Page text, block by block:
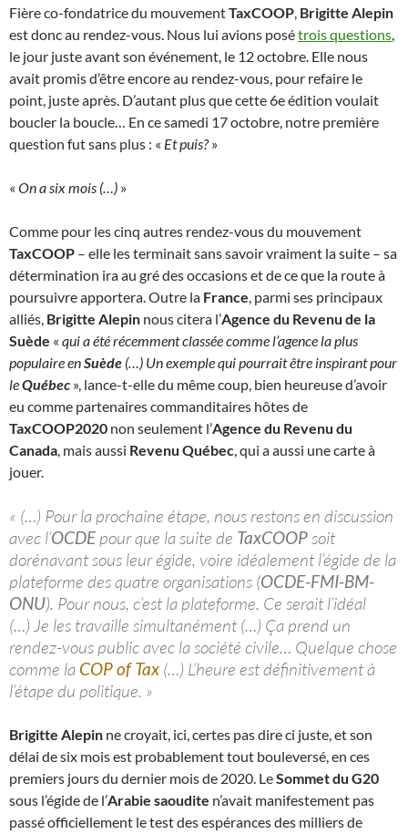
Fière co-fondatrice du mouvementTaxCOOP, Brigitte Alepin
est donc au rendez-vous. Nous lui avions posétrois questions,
le jour juste avant son événement, le 12 octobre. Elle nous
avait promis d’être encore au rendez-vous, pour refaire le
point, juste après. D’autant plus que cette 6e édition voulait
boucler la boucle… En ce samedi 17 octobre, notre première
question fut sans plus : « Et puis?»
« On a six mois (…) »
Comme pour les cinq autres rendez-vous du mouvement
TaxCOOP – elle les terminait sans savoir vraiment la suite – sa
détermination ira au gré des occasions et de ce que la route à
poursuivre apportera. Outre la France, parmi ses principaux
alliés, Brigitte Alepin nous citera l’Agence du Revenu de la
Suède « qui a été récemment classée comme l’agence la plus
populaire enSuède (…) Un exemple qui pourrait être inspirant pour
leQuébec », lance-t-elle du même coup, bien heureuse d’avoir
eu comme partenaires commanditaires hôtes de
TaxCOOP2020 non seulement l’Agence du Revenu du
Canada, mais aussi Revenu Québec, qui a aussi une carte à
jouer.
« (…) Pour la prochaine étape, nous restons en discussion
avec l’OCDEpour que la suite de TaxCOOPsoit
dorénavant sous leur égide, voire idéalement l’égide de la
plateforme des quatre organisations (OCDE-FMI-BM-
ONU). Pour nous, c’est la plateforme. Ce serait l’idéal
(…) Je les travaille simultanément (…) Ça prend un
rendez-vous public avec la société civile… Quelque chose
comme la COP of Tax (…) L’heure est définitivement à
l’étape du politique. »
Brigitte Alepin ne croyait, ici, certes pas dire ci juste, et son
délai de six mois est probablement tout bouleversé, en ces
premiers jours du dernier mois de 2020. LeSommet du G20
sous l’égide de l’Arabie saoudite n’avait manifestement pas
passé officiellement le test des espérances des milliers de